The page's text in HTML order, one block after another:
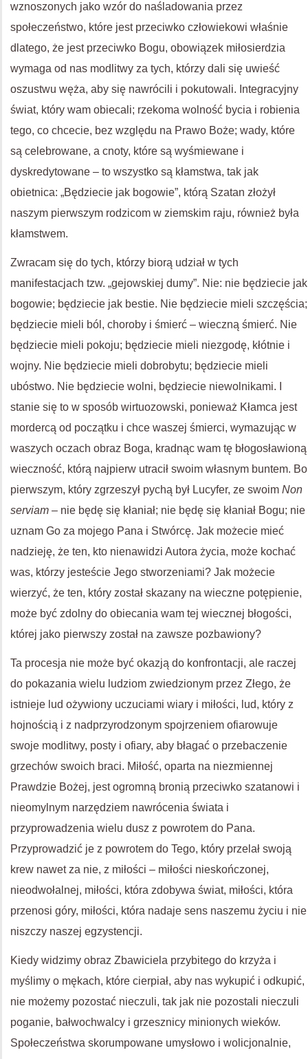
wznoszonych jako wzór do naśladowania przez
społeczeństwo, które jest przeciwko człowiekowi właśnie
dlatego, że jest przeciwko Bogu, obowiązek miłosierdzia
wymaga od nas modlitwy za tych, którzy dali się uwieść
oszustwu węża, aby się nawrócili i pokutowali. Integracyjny
świat, który wam obiecali; rzekoma wolność bycia i robienia
tego, co chcecie, bez względu na Prawo Boże; wady, które
są celebrowane, a cnoty, które są wyśmiewane i
dyskredytowane – to wszystko są kłamstwa, tak jak
obietnica: „Będziecie jak bogowie”, którą Szatan złożył
naszym pierwszym rodzicom w ziemskim raju, również była
kłamstwem.
Zwracam się do tych, którzy biorą udział w tych
manifestacjach tzw. „gejowskiej dumy”. Nie: nie będziecie jak
bogowie; będziecie jak bestie. Nie będziecie mieli szczęścia;
będziecie mieli ból, choroby i śmierć – wieczną śmierć. Nie
będziecie mieli pokoju; będziecie mieli niezgodę, kłótnie i
wojny. Nie będziecie mieli dobrobytu; będziecie mieli
ubóstwo. Nie będziecie wolni, będziecie niewolnikami. I
stanie się to w sposób wirtuozowski, ponieważ Kłamca jest
mordercą od początku i chce waszej śmierci, wymazując w
waszych oczach obraz Boga, kradnąc wam tę błogosławioną
wieczność, którą najpierw utracił swoim własnym buntem. Bo
pierwszym, który zgrzeszył pychą był Lucyfer, ze swoim Non
serviam – nie będę się kłaniał; nie będę się kłaniał Bogu; nie
uznam Go za mojego Pana i Stwórcę. Jak możecie mieć
nadzieję, że ten, kto nienawidzi Autora życia, może kochać
was, którzy jesteście Jego stworzeniami? Jak możecie
wierzyć, że ten, który został skazany na wieczne potępienie,
może być zdolny do obiecania wam tej wiecznej błogości,
której jako pierwszy został na zawsze pozbawiony?
Ta procesja nie może być okazją do konfrontacji, ale raczej
do pokazania wielu ludziom zwiedzionym przez Złego, że
istnieje lud ożywiony uczuciami wiary i miłości, lud, który z
hojnością i z nadprzyrodzonym spojrzeniem ofiarowuje
swoje modlitwy, posty i ofiary, aby błagać o przebaczenie
grzechów swoich braci. Miłość, oparta na niezmiennej
Prawdzie Bożej, jest ogromną bronią przeciwko szatanowi i
nieomylnym narzędziem nawrócenia świata i
przyprowadzenia wielu dusz z powrotem do Pana.
Przyprowadzić je z powrotem do Tego, który przelał swoją
krew nawet za nie, z miłości – miłości nieskończonej,
nieodwołalnej, miłości, która zdobywa świat, miłości, która
przenosi góry, miłości, która nadaje sens naszemu życiu i nie
niszczy naszej egzystencji.
Kiedy widzimy obraz Zbawiciela przybitego do krzyża i
myślimy o mękach, które cierpiał, aby nas wykupić i odkupić,
nie możemy pozostać nieczuli, tak jak nie pozostali nieczuli
poganie, bałwochwalcy i grzesznicy minionych wieków.
Społeczeństwa skorumpowane umysłowo i wolicjonalnie,